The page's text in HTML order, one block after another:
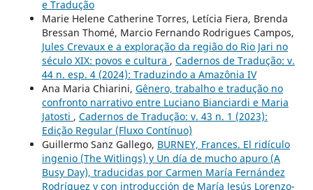
e Tradução
Marie Helene Catherine Torres, Letícia Fiera, Brenda
Bressan Thomé, Marcio Fernando Rodrigues Campos,
Jules Crevaux e a exploração da região do Rio Jari no
século XIX: povos e cultura , Cadernos de Tradução: v.
44 n. esp. 4 (2024): Traduzindo a Amazônia IV
Ana Maria Chiarini, Gênero, trabalho e tradução no
confronto narrativo entre Luciano Bianciardi e Maria
Jatosti , Cadernos de Tradução: v. 43 n. 1 (2023):
Edição Regular (Fluxo Contínuo)
Guillermo Sanz Gallego, BURNEY, Frances. El ridículo
ingenio (The Witlings) y Un día de mucho apuro (A
Busy Day), traducidas por Carmen María Fernández
Rodríguez y con introducción de María Jesús Lorenzo-